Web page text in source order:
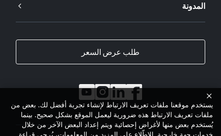
المدونة
طلب عرض السعر
يستخدم موقعنا ملفات تعريف الارتباط لإنشاء تجربة أفضل لك. بعض من
ملفات تعريف الارتباط هذه ضرورية ليعمل الموقع بشكل صحيح. بينما
يُستخدم بعض منها لأغراض إحصائية ويتم إعداد البعض الآخر من خلال